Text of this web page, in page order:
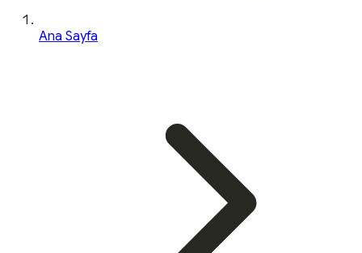
Ana Sayfa